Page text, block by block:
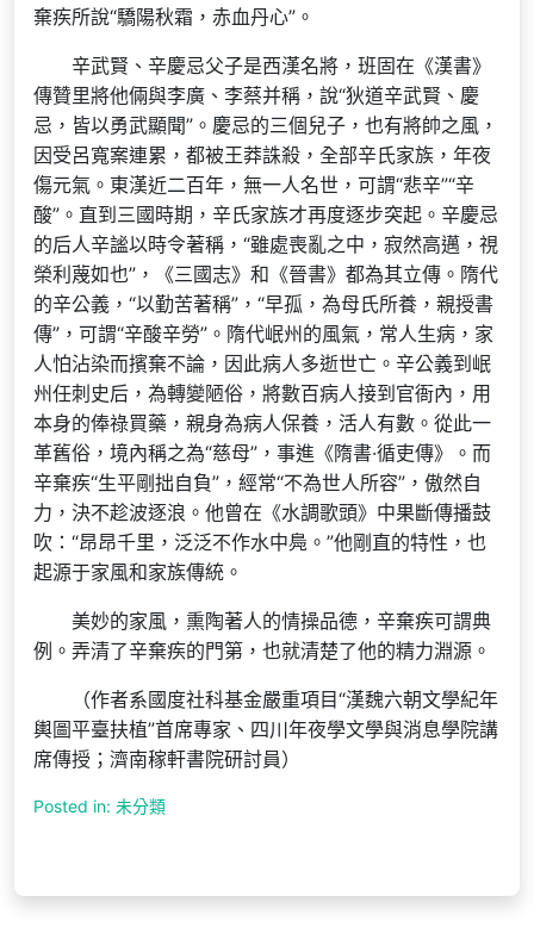
棄疾所說“驕陽秋霜，赤血丹心”。
辛武賢、辛慶忌父子是西漢名將，班固在《漢書》
傳贊里將他倆與李廣、李蔡并稱，說“狄道辛武賢、慶
忌，皆以勇武顯聞”。慶忌的三個兒子，也有將帥之風，
因受呂寬案連累，都被王莽誅殺，全部辛氏家族，年夜
傷元氣。東漢近二百年，無一人名世，可謂“悲辛”“辛
酸”。直到三國時期，辛氏家族才再度逐步突起。辛慶忌
的后人辛謐以時令著稱，“雖處喪亂之中，寂然高邁，視
榮利蔑如也”，《三國志》和《晉書》都為其立傳。隋代
的辛公義，“以勤苦著稱”，“早孤，為母氏所養，親授書
傳”，可謂“辛酸辛勞”。隋代岷州的風氣，常人生病，家
人怕沾染而擯棄不論，因此病人多逝世亡。辛公義到岷
州任刺史后，為轉變陋俗，將數百病人接到官衙內，用
本身的俸祿買藥，親身為病人保養，活人有數。從此一
革舊俗，境內稱之為“慈母”，事進《隋書·循吏傳》。而
辛棄疾“生平剛拙自負”，經常“不為世人所容”，傲然自
力，決不趁波逐浪。他曾在《水調歌頭》中果斷傳播鼓
吹：“昂昂千里，泛泛不作水中鳧。”他剛直的特性，也
起源于家風和家族傳統。
美妙的家風，熏陶著人的情操品德，辛棄疾可謂典
例。弄清了辛棄疾的門第，也就清楚了他的精力淵源。
（作者系國度社科基金嚴重項目“漢魏六朝文學紀年
輿圖平臺扶植”首席專家、四川年夜學文學與消息學院講
席傳授；濟南稼軒書院研討員）
Posted in: 未分類